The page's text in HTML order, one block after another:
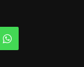
WhatsApp